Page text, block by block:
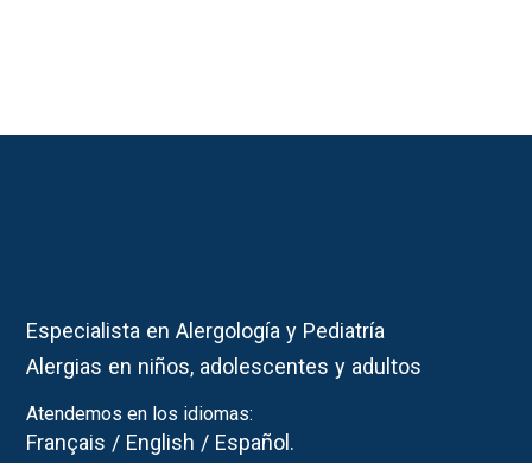
Especialista en Alergología y Pediatría
Alergias en niños, adolescentes y adultos
Atendemos en los idiomas:
Français / English / Español.